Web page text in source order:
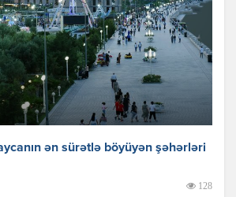
ən sürətlə böyüyən şəhərləri
128